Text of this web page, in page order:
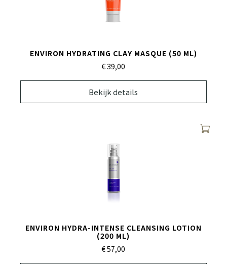
ENVIRON HYDRATING CLAY MASQUE (50 ML)
€ 39,00
Bekijk details
ENVIRON HYDRA-INTENSE CLEANSING LOTION
(200 ML)
€ 57,00